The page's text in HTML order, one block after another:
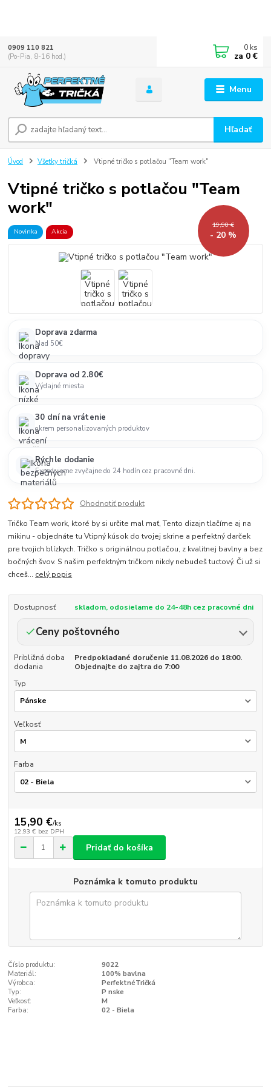
Menu
Hľadať
0909 110 821
(Po-Pia, 8-16 hod.)
0 ks
za 0 €
Úvod Všetky tričká Vtipné tričko s potlačou "Team work"
Vtipné tričko s potlačou "Team
work"
Novinka Akcia
19,90 €
- 20 %
Doprava zdarma
Nad 50€
Doprava od 2.80€
Výdajné miesta
30 dní na vrátenie
okrem personalizovaných produktov
Rýchle dodanie
Expedujeme zvyčajne do 24 hodín cez pracovné dni.
Ohodnotiť produkt
Tričko Team work, ktoré by si určite mal mať, Tento dizajn tlačíme aj na
mikinu - objednáte tu Vtipný kúsok do tvojej skrine a perfektný darček
pre tvojich blízkych. Tričko s originálnou potlačou, z kvalitnej bavlny a bez
bočných švov. S našim perfektným tričkom nikdy nebudeš tuctový. Či už si
chceš... celý popis
Dostupnosť skladom, odosielame do 24-48h cez pracovné dni
Ceny poštovného
Približná doba
dodania
Predpokladané doručenie 11.08.2026 do 18:00.
Objednajte do zajtra do 7:00
Typ
Veľkosť
Farba
15,90 €/ks
12,93 € bez DPH
Pridať do košíka
Poznámka k tomuto produktu
Číslo produktu:
9022
Materiál:
100% bavlna
Výrobca:
PerfektnéTričká
Typ:
P nske
Veľkosť:
M
Farba:
02 - Biela